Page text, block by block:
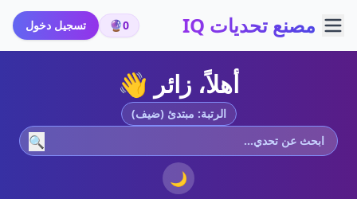
مصنع تحديات IQ 0
🔮 تسجيل دخول
أهلاً، زائر 👋
الرتبة: مبتدئ (ضيف)
🔍
🌙